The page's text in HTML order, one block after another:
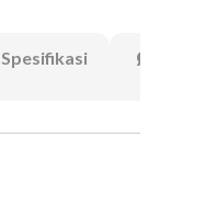
Spesifikasi